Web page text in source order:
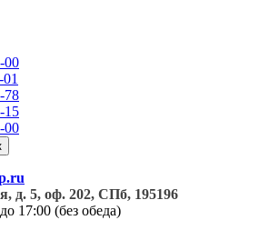
00
78
15
00
д. 5, оф. 202, СПб, 195196
17:00 (без обеда)